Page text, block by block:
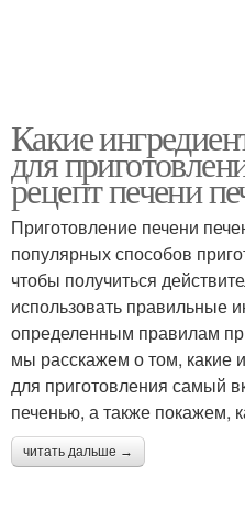
Какие
для
рецепт печени
Приготовление печени
популярных способов
чтобы получиться
использовать правильные
определенным правилам
мы расскажем о том, какие
для приготовления самый
печенью, а также покажем,
читать дальше →